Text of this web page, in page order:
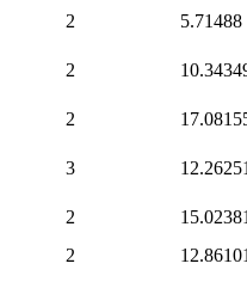
2 5.71488
2
2
3
2
2